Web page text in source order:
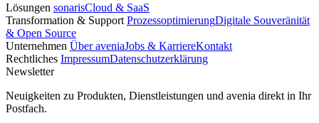
Lösungen sonarisCloud & SaaS
Transformation & Support ProzessoptimierungDigitale Souveränität
& Open Source
Unternehmen Über aveniaJobs & KarriereKontakt
Rechtliches ImpressumDatenschutzerklärung
Newsletter
Neuigkeiten zu Produkten, Dienstleistungen und avenia direkt in Ihr
Postfach.